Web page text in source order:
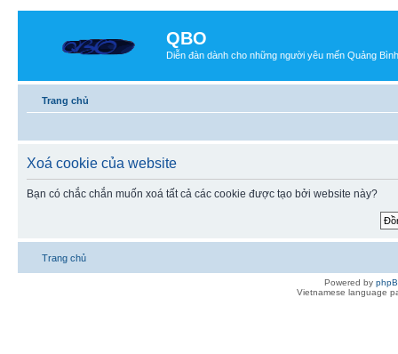
QBO
Diễn đàn dành cho những người yêu mến Quảng Bình
Trang chủ
Xoá cookie của website
Bạn có chắc chắn muốn xoá tất cả các cookie được tạo bởi website này?
Trang chủ
Powered by
Vietnamese language